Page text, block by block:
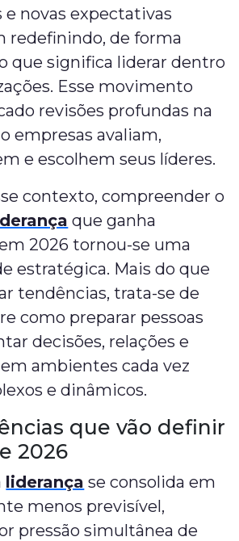
novas expectativas
redefinindo, de forma
que significa liderar dentro
Esse movimento
revisões profundas na
empresas avaliam,
e escolhem seus líderes.
contexto, compreender o
que ganha
2026 tornou-se uma
estratégica. Mais do que
tendências, trata-se de
como preparar pessoas
decisões, relações e
ambientes cada vez
e dinâmicos.
que vão definir
2026
liderança se consolida em
menos previsível,
pressão simultânea de